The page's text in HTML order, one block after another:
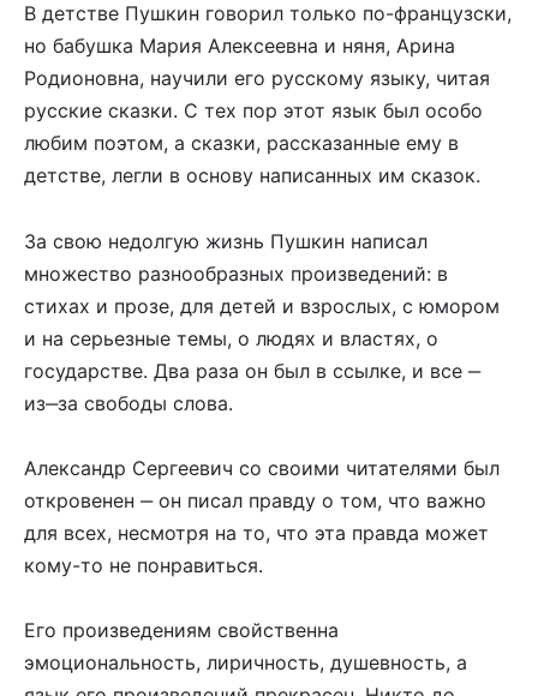
В детстве Пушкин говорил только по-французски,
но бабушка Мария Алексеевна и няня, Арина
Родионовна, научили его русскому языку, читая
русские сказки. С тех пор этот язык был особо
любим поэтом, а сказки, рассказанные ему в
детстве, легли в основу написанных им сказок.
За свою недолгую жизнь Пушкин написал
множество разнообразных произведений: в
стихах и прозе, для детей и взрослых, с юмором
и на серьезные темы, о людях и властях, о
государстве. Два раза он был в ссылке, и все ‒
из‒за свободы слова.
Александр Сергеевич со своими читателями был
откровенен ‒ он писал правду о том, что важно
для всех, несмотря на то, что эта правда может
кому-то не понравиться.
Его произведениям свойственна
эмоциональность, лиричность, душевность, а